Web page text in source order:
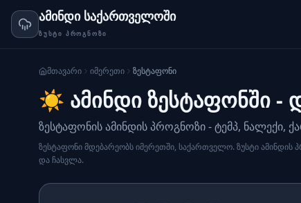
ამინდი საქართველოში
ᲖᲣᲡᲢᲘ ᲞᲠᲝᲒᲜᲝᲖᲘ
მთავარი იმერეთი ზესტაფონი
☀️ ამინდი ზესტაფონში -
ზესტაფონის ამინდის პროგნოზი - ტემპ, ნალექი,
ზესტაფონი მდებარეობს იმერეთში, საქართველო. ზუსტი ამინდის
და ჩასვლა.